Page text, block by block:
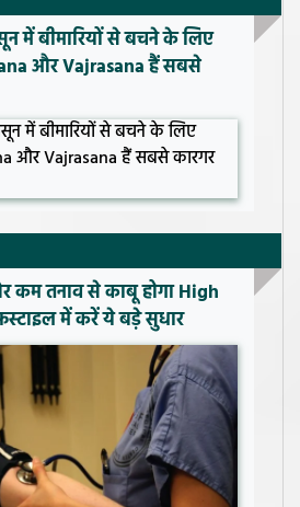
में बीमारियों से बचने के लिए
और Vajrasana हैं सबसे
कम तनाव से काबू होगा High
में करें ये बड़े सुधार